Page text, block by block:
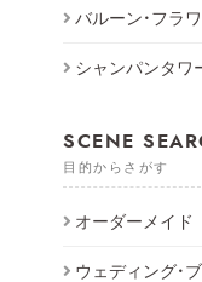
バルーン・フラ
シャンパンタワ
SCENE
目的からさがす
オーダーメイド
ウェディング・